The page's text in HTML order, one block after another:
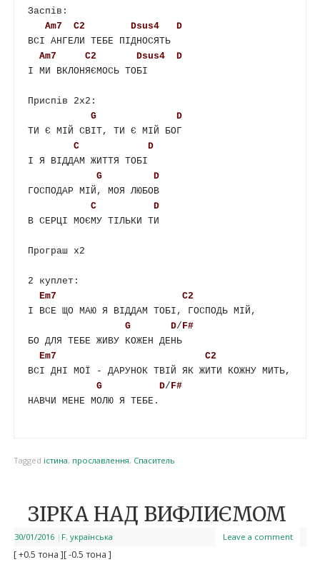
Заспів:
Am7
C2 Dsus4
D
ВСІ АНГЕЛИ ТЕБЕ ПІДНОСЯТЬ
Am7
C2 Dsus4
D
І МИ ВКЛОНЯЄМОСЬ ТОБІ
Приспів 2x2:
G
D
ТИ Є МІЙ СВІТ, ТИ Є МІЙ БОГ
C
D
І Я ВІДДАМ ЖИТТЯ ТОБІ
G
D
ГОСПОДАР МІЙ, МОЯ ЛЮБОВ
C
D
В СЕРЦІ МОЄМУ ТІЛЬКИ ТИ
Програш x2
2 куплет:
Em7
C2
І ВСЕ ЩО МАЮ Я ВІДДАМ ТОБІ, ГОСПОДЬ МІЙ,
G
D/ F#
БО ДЛЯ ТЕБЕ ЖИВУ КОЖЕН ДЕНЬ
Em7
C2
ВСІ ДНІ МОЇ - ДАРУНОК ТВІЙ ЯК ЖИТИ КОЖНУ МИТЬ,
G
D/ F#
НАВЧИ МЕНЕ МОЛЮ Я ТЕБЕ.
Tagged істина, прославлення, Спаситель
ЗІРКА НАД ВИФЛИЄМОМ
30/01/2016 | F, українська Leave a comment
[ +0.5 тона ][ -0.5 тона ]